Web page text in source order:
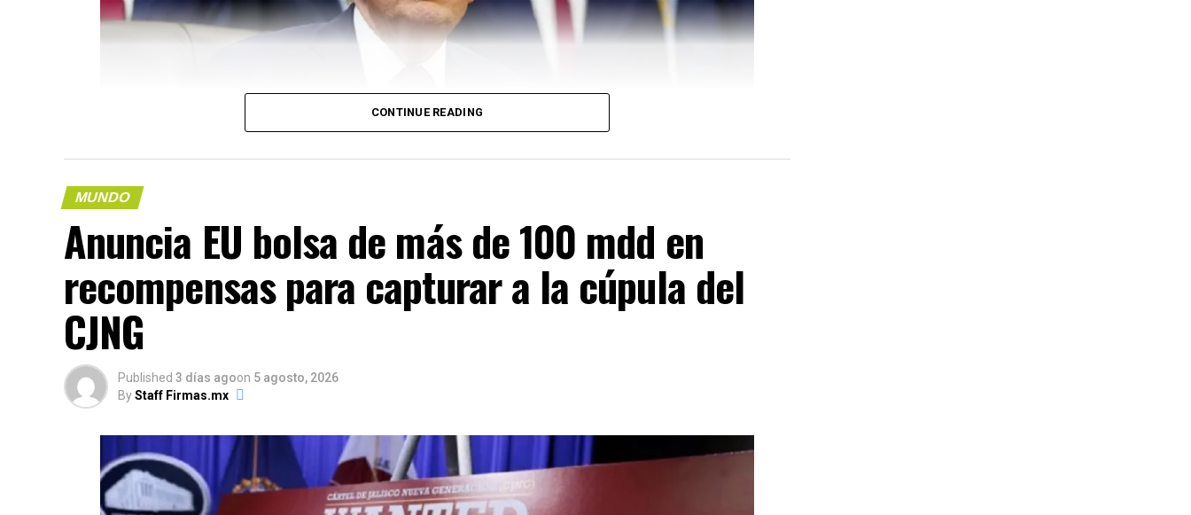
(más…)
Compártelo:
COMPARTE ESTA INFORMACIÓN
CONTINUE READING
MUNDO
Anuncia EU bolsa de más de 100 mdd en
recompensas para capturar a la cúpula del
CJNG
Published 3 días agoon 5 agosto, 2026
ByStaff Firmas.mx